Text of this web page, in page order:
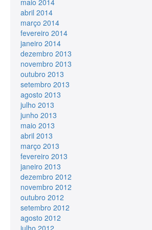
abril 2014
março 2014
fevereiro 2014
janeiro 2014
dezembro 2013
novembro 2013
outubro 2013
setembro 2013
agosto 2013
julho 2013
junho 2013
maio 2013
abril 2013
março 2013
fevereiro 2013
janeiro 2013
dezembro 2012
novembro 2012
outubro 2012
setembro 2012
agosto 2012
julho 2012